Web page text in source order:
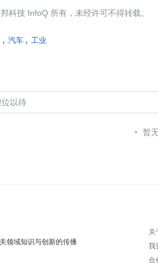
科技 InfoQ 所有，未经许可不得转载。
汽车 工业
暂
领域知识与创新的传播
关
我
合